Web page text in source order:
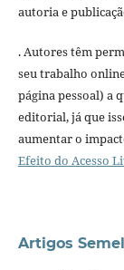
autoria e
. Autores têm
seu trabalho
página pessoal) a
editorial, já que
aumentar o
Efeito do Acesso
Artigos